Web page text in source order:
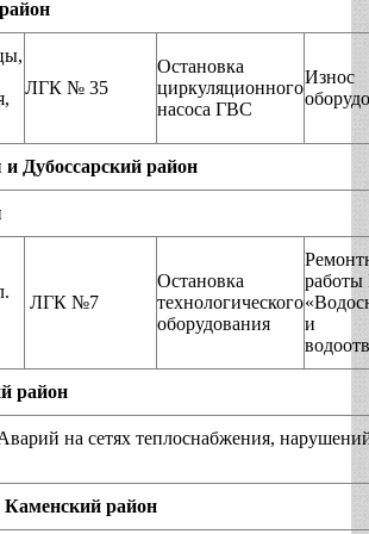
ЛГК № 35
Остановка
циркуляционного
насоса ГВС
Износ
и Дубоссарский район
ЛГК №7
Остановка
технологического
оборудования
и
район
теплоснабжения, нарушений
Каменский район